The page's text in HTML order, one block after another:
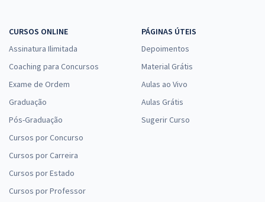
CURSOS ONLINE
Assinatura Ilimitada
Coaching para Concursos
Exame de Ordem
Graduação
Pós-Graduação
Cursos por Concurso
Cursos por Carreira
Cursos por Estado
Cursos por Professor
PÁGINAS ÚTEIS
Depoimentos
Material Grátis
Aulas ao Vivo
Aulas Grátis
Sugerir Curso